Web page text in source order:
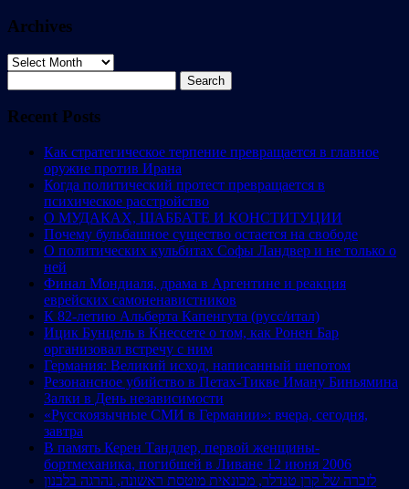
Archives
Archives
for:
Recent Posts
Как стратегическое терпение превращается в главное
оружие против Ирана
Когда политический протест превращается в
психическое расстройство
О МУДАКАХ, ШАББАТЕ И КОНСТИТУЦИИ
Почему бульбашное существо остается на свободе
О политических кульбитах Софы Ландвер и не только о
ней
Финал Мондиаля, драма в Аргентине и реакция
еврейских самоненавистников
К 82-летию Альберта Капенгута (русс/итал)
Ицик Бунцель в Кнессете о том, как Ронен Бар
организовал встречу с ним
Германия: Великий исход, написанный шепотом
Резонансное убийство в Петах-Тикве Иману Биньямина
Залки в День независимости
«Русскоязычные СМИ в Германии»: вчера, сегодня,
завтра
В память Керен Тандлер, первой женщины-
бортмеханика, погибшей в Ливане 12 июня 2006
לזכרה של קרן טנדלר, מכונאית מוטסת ראשונה, נהרגה בלבנון